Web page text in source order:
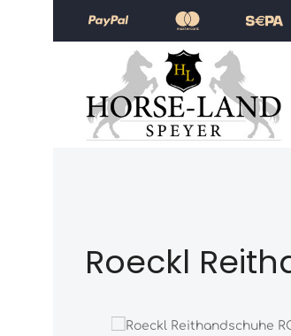
Zum Hauptinhalt springen
Zur Hauptnavigation springen
Roeckl
Bildergalerie überspringen